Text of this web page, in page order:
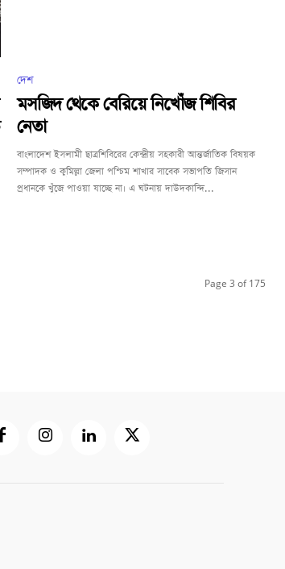
দেশ
মসজিদ থেকে বেরিয়ে নিখোঁজ শিবির
নেতা
বাংলাদেশ ইসলামী ছাত্রশিবিরের কেন্দ্রীয় সহকারী আন্তর্জাতিক বিষয়ক
সম্পাদক ও কুমিল্লা জেলা পশ্চিম শাখার সাবেক সভাপতি জিসান
প্রধানকে খুঁজে পাওয়া যাচ্ছে না। এ ঘটনায় দাউদকান্দি...
Page 3 of 175